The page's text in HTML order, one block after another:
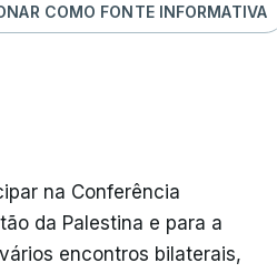
COMO FONTE INFORMATIVA
na Conferência
da Palestina e para a
encontros bilaterais,